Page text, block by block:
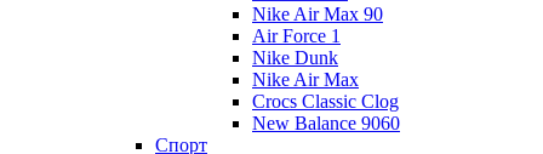
Nike Air Max 90
Air Force 1
Nike Dunk
Nike Air Max
Crocs Classic Clog
New Balance 9060
Спорт